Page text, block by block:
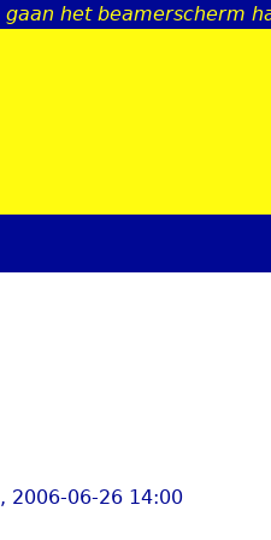
Jump to
gaan het beamerscherm
2006-06-26 14:00